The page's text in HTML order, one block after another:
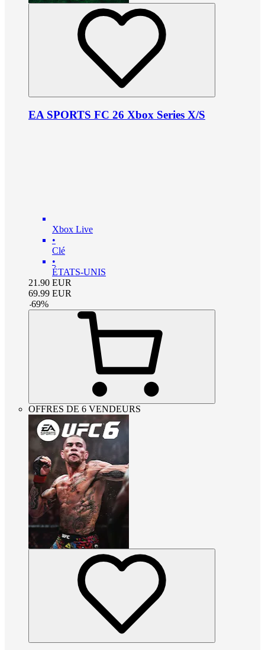
EA SPORTS FC 26 Xbox Series X/S
Xbox Live
•
Clé
•
ÉTATS-UNIS
21.90 EUR
69.99 EUR
-69%
OFFRES DE 6 VENDEURS